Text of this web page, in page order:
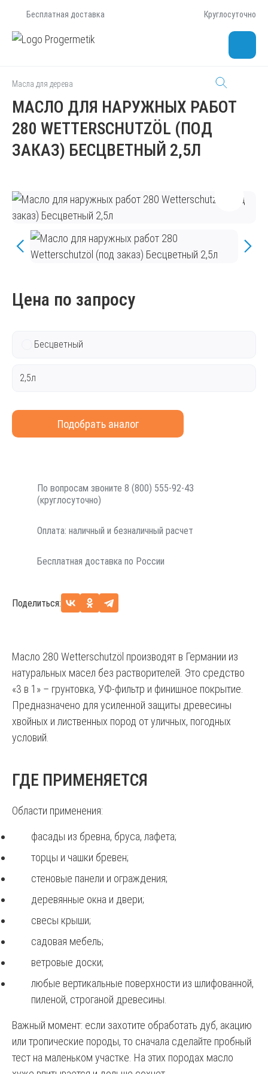
Бесплатная доставка Круглосуточно
Масла для дерева
МАСЛО ДЛЯ НАРУЖНЫХ РАБОТ
280 WETTERSCHUTZÖL (ПОД
ЗАКАЗ) БЕСЦВЕТНЫЙ 2,5Л
Цена по запросу
Бесцветный
2,5л
Подобрать аналог
По вопросам звоните 8 (800) 555-92-43
(круглосуточно)
Оплата: наличный и безналичный расчет
Бесплатная доставка по России
Поделиться:
Масло 280 Wetterschutzöl производят в Германии из
натуральных масел без растворителей. Это средство
«3 в 1» – грунтовка, УФ-фильтр и финишное покрытие.
Предназначено для усиленной защиты древесины
хвойных и лиственных пород от уличных, погодных
условий.
ГДЕ ПРИМЕНЯЕТСЯ
Области применения:
фасады из бревна, бруса, лафета;
торцы и чашки бревен;
стеновые панели и ограждения;
деревянные окна и двери;
свесы крыши;
садовая мебель;
ветровые доски;
любые вертикальные поверхности из шлифованной,
пиленой, строганой древесины.
Важный момент: если захотите обработать дуб, акацию
или тропические породы, то сначала сделайте пробный
тест на маленьком участке. На этих породах масло